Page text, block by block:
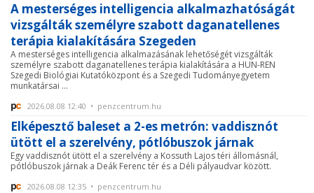
A mesterséges intelligencia alkalmazhatóságát
vizsgálták személyre szabott daganatellenes
terápia kialakítására Szegeden
A mesterséges intelligencia alkalmazásának lehetőségét vizsgálták
személyre szabott daganatellenes terápia kialakítására a HUN-REN
Szegedi Biológiai Kutatóközpont és a Szegedi Tudományegyetem
munkatársai ...
2026.08.08 12:40 • penzcentrum.hu
Elképesztő baleset a 2-es metrón: vaddisznót
ütött el a szerelvény, pótlóbuszok járnak
Egy vaddisznót ütött el a szerelvény a Kossuth Lajos téri állomásnál,
pótlóbuszok járnak a Deák Ferenc tér és a Déli pályaudvar között.
2026.08.08 12:35 • penzcentrum.hu